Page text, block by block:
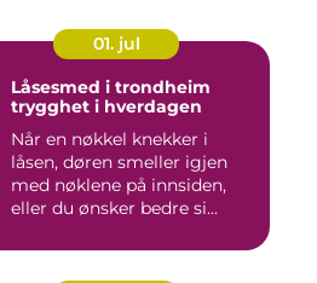
01. jul
Låsesmed i trondheim
trygghet i hverdagen
Når en nøkkel knekker i
låsen, døren smeller igjen
med nøklene på innsiden,
eller du ønsker bedre si...